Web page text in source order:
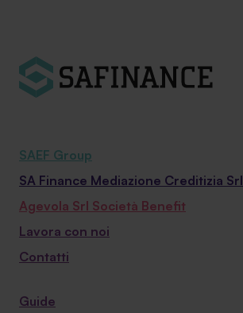
SAEF Group
SA Finance Mediazione Creditizia Srl
Agevola Srl Società Benefit
Lavora con noi
Contatti
Guide